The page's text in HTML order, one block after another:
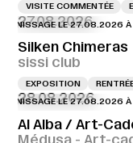
VISITE COMMENTÉE
27.08.2026
LE 27.08.2026 À
Silken Chimeras
sissi club
EXPOSITION
28.08.2026
LE 27.08.2026 À
Al Alba / Art-
Médusa - Art-